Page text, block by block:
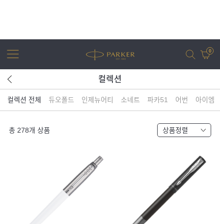
0
어번 아이엠 조터 XL 조터
컬렉션
컬렉션 전체 듀오폴드 인제뉴어티 소네트 파카51 어번 아이엠
총 278개 상품 상품정렬